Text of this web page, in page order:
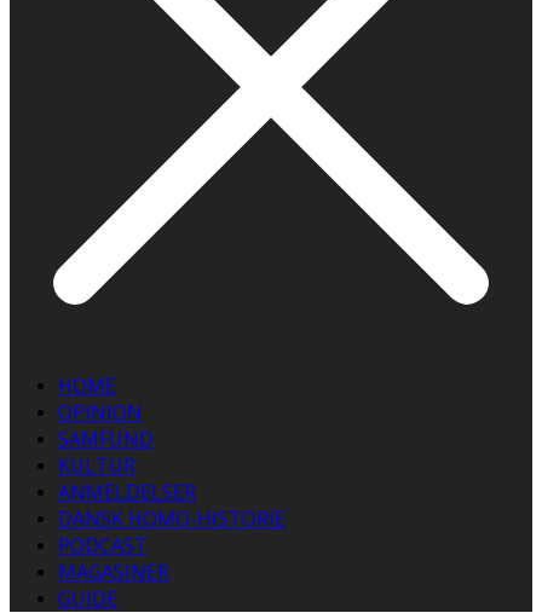
HOME
OPINION
SAMFUND
KULTUR
ANMELDELSER
DANSK HOMO-HISTORIE
PODCAST
MAGASINER
GUIDE